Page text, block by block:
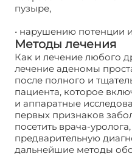
пузыре,
• нарушению потенции
Методы лечения
Как и лечение любого
лечение аденомы
после полного и
пациента, которое
и аппаратные
первых признаков
посетить врача-
предварительную
дальнейшие методы